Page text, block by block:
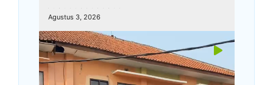
Agustus 3, 2026